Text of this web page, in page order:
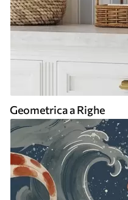
Geometrica a Righe